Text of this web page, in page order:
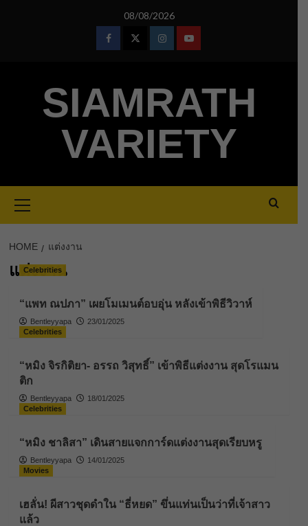
08/08/2026
FacebookTwitterInstagramYoutube
SIAMRATH
VARIETY
Menu
HOME แต่งงาน
แต่งงาน
Celebrities
“แพท ณปภา” เผยโมเมนต์อบอุ่น หลังเข้าพิธีวิวาห์
Bentleyyapa
23/01/2025
Celebrities
“หมิง จิรกิติยา- อรรถ วิสุทธิ์” เข้าพิธีแต่งงาน สุดโรแมน
ติก
Bentleyyapa
18/01/2025
Celebrities
“หมิง ชาลิสา” เดินสายแจกการ์ดแต่งงานสุดเรียบหรู
Bentleyyapa
14/01/2025
Movies
เฮลั่น! ผีสาวชุดดำใน “ธี่หยด” ขึ่นแท่นเป็นว่าที่เจ้าสาว
แล้ว